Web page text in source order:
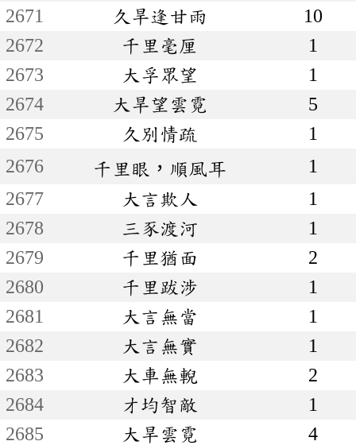
2671
久旱逢甘雨
10
2672
千里毫厘
1
2673
大孚眾望
1
2674
大旱望雲霓
5
2675
久別情疏
1
2676
千里眼，順風耳
1
2677
大言欺人
1
2678
三豕渡河
1
2679
千里猶面
2
2680
千里跋涉
1
2681
大言無當
1
2682
大言無實
1
2683
大車無輗
2
2684
才均智敵
1
2685
大旱雲霓
4